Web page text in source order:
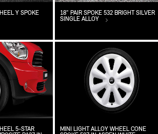
Y SPOKE
18" PAIR SPOKE 532 BRIGHT SILVER
SINGLE ALLOY
5-STAR
MINI LIGHT ALLOY WHEEL CONE